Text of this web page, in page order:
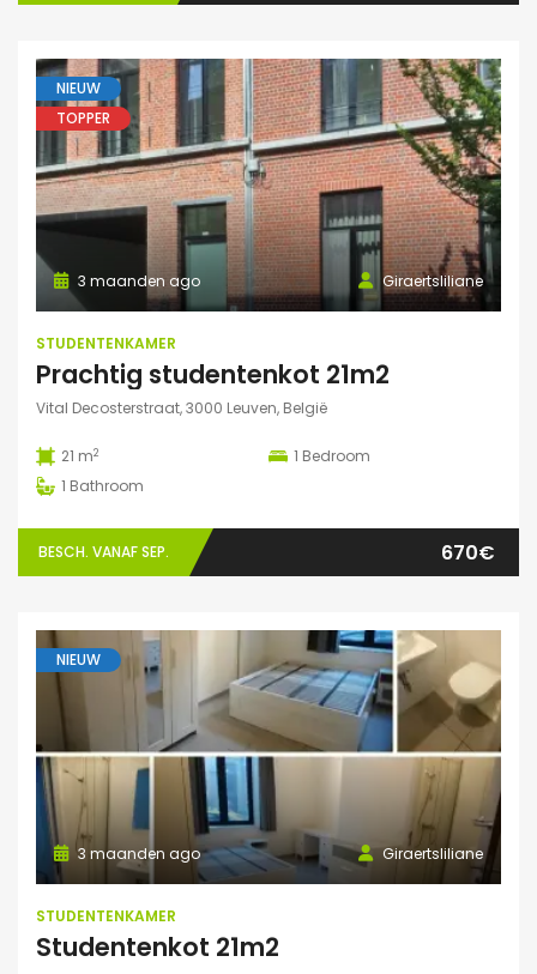
NIEUW
TOPPER
Giraertsliliane
3 maanden ago
STUDENTENKAMER
Prachtig studentenkot 21m2
Vital Decosterstraat, 3000 Leuven, België
21 m2 1 Bedroom
1 Bathroom
BESCH. VANAF SEP. 670€
NIEUW
Giraertsliliane
3 maanden ago
STUDENTENKAMER
Studentenkot 21m2